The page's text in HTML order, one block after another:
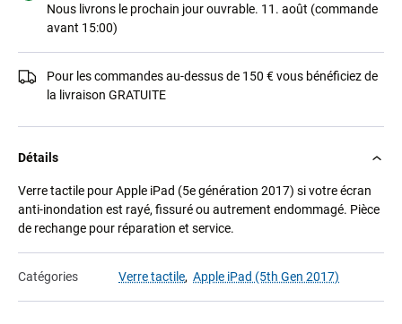
Nous livrons le prochain jour ouvrable. 11. août (commande
avant 15:00)
Pour les commandes au-dessus de 150 € vous bénéficiez de
la livraison GRATUITE
Détails
Verre tactile pour Apple iPad (5e génération 2017) si votre écran
anti-inondation est rayé, fissuré ou autrement endommagé. Pièce
de rechange pour réparation et service.
Catégories Verre tactile, Apple iPad (5th Gen 2017)